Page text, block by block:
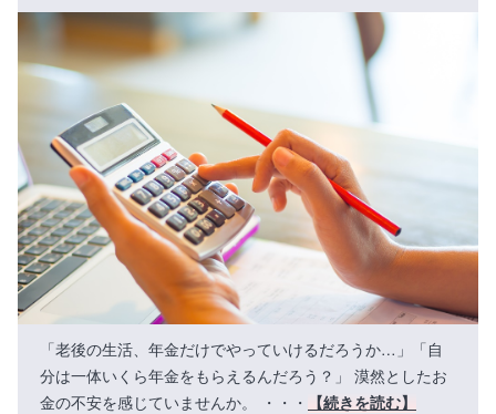
「老後の生活、年金だけでやっていけるだろうか…」「自
分は一体いくら年金をもらえるんだろう？」 漠然としたお
金の不安を感じていませんか。 ・・・
【続きを読む】